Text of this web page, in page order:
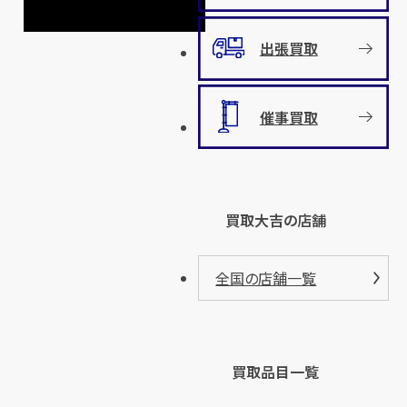
出張買取
催事買取
買取大吉の店舗
全国の店舗一覧
買取品目一覧